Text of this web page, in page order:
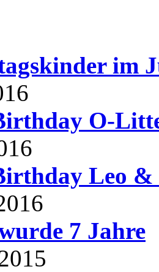
im
O-
Leo &
7 Jahre